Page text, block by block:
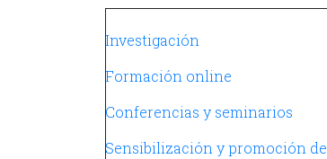
Navegación principal
Investigación
Formación online
Conferencias y seminarios
Sensibilización y promoción de